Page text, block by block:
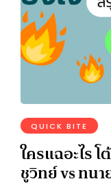
QUICK BITE
ใครแฉอะไร
ชูวิทย์ vs ทน